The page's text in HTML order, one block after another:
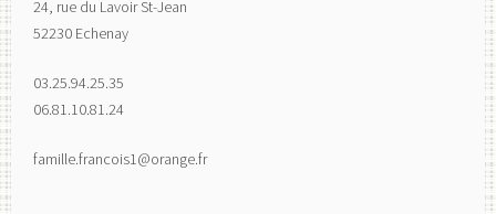
24, rue du Lavoir St-Jean
52230 Echenay
03.25.94.25.35
06.81.10.81.24
famille.francois1@orange.fr